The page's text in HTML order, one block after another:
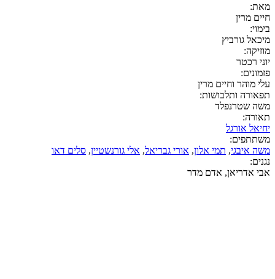
מאת:
חיים מרין
בימוי:
מיכאל גורביץ
מוזיקה:
יוני רכטר
פזמונים:
עלי מוהר וחיים מרין
תפאורה ותלבושות:
משה שטרנפלד
תאורה:
יחיאל אורגל
משתתפים:
משה איבגי, תמי אלון, אורי גבריאל, אלי גורנשטיין, סלים דאו
נגנים:
אבי אדריאן, אדם מדר